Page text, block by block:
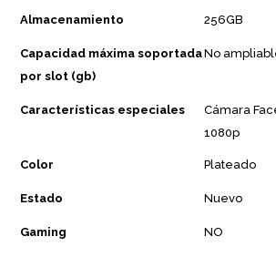
Almacenamiento 256GB
Capacidad máxima soportada
por slot (gb)
No
Características especiales
Cámara
1080p
Color Plateado
Estado Nuevo
Gaming NO